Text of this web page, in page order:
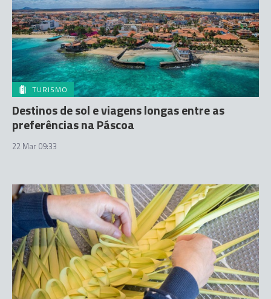
TURISMO
Destinos de sol e viagens longas entre as
preferências na Páscoa
22 Mar 09:33